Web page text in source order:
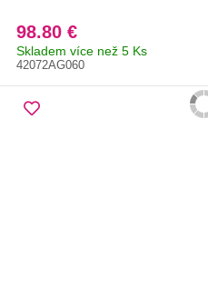
98.80 €
Skladem více než 5 Ks
42072AG060